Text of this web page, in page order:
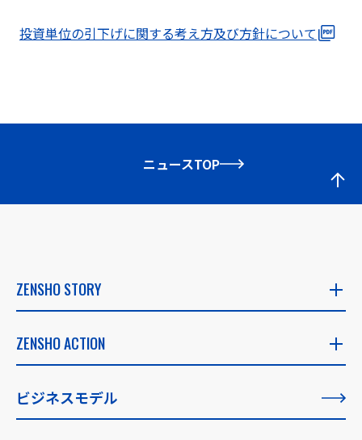
投資単位の引下げに関する考え方及び方針について
ニュースTOP
ZENSHO STORY
ZENSHO STORY
創業者メッセージ
ZENSHO ACTION
ZENSHO ACTION
ビジネスモデル